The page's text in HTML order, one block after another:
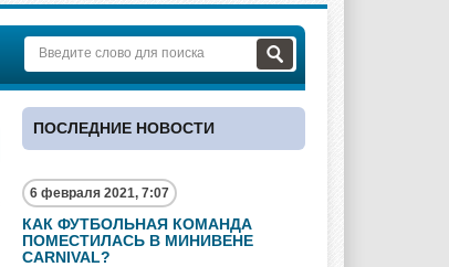
ПОСЛЕДНИЕ НОВОСТИ
6 февраля 2021, 7:07
КАК ФУТБОЛЬНАЯ КОМАНДА
ПОМЕСТИЛАСЬ В МИНИВЕНЕ
CARNIVAL?